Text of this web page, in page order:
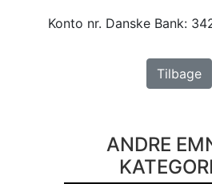
Konto nr. Danske Bank:
Tilbage
ANDRE